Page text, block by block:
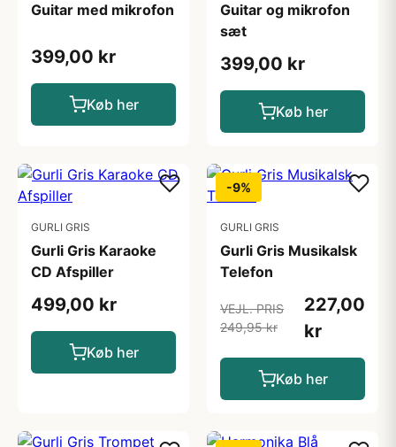
Guitar med mikrofon
399,00 kr
Køb her
Guitar og mikrofon
sæt
399,00 kr
Køb her
GURLI GRIS
Gurli Gris Karaoke
CD Afspiller
499,00 kr
Køb her
-9%
GURLI GRIS
Gurli Gris Musikalsk
Telefon
VEJL. PRIS
249,95 kr
227,00
kr
Køb her